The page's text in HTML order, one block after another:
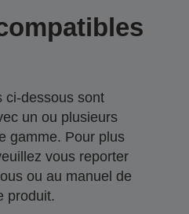
ci-dessous sont
un ou plusieurs
gamme. Pour plus
vous reporter
ou au manuel de
produit.